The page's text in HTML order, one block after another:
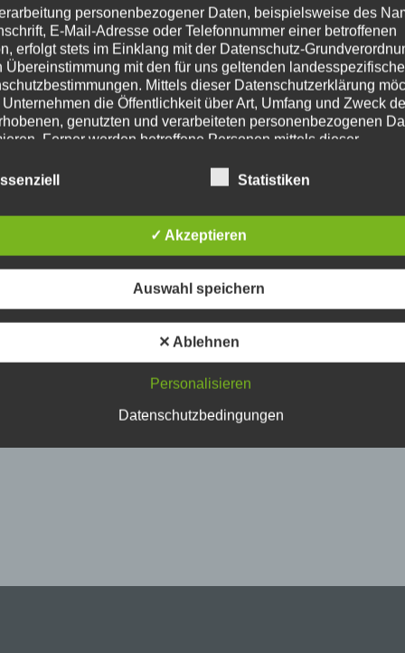
Uns wurde unterwegs eine sehr coole Geschichte
wir den Eltern ein Martinslied vorsingen. Und
personenbezogener Daten, beispielsweise des
E-Mail-Adresse oder Telefonnummer einer betroffenen
erfolgt stets im Einklang mit der Datenschutz-
Übereinstimmung mit den für uns geltenden
Mittels dieser Datenschutzerklärung
Unternehmen die Öffentlichkeit über Art, Umfang und Zweck
genutzten und verarbeiteten personenbezogenen
Ferner werden betroffene Personen mittels dieser
Maßnahmen umgesetzt, um einen möglichst
Schutz der über diese Internetseite verarbeiteten
Daten sicherzustellen. Dennoch können
Datenübertragungen grundsätzlich
sodass ein absoluter Schutz nicht gewährleistet werden
Grund steht es jeder betroffenen Person frei,
Daten auch auf alternativen Wegen,
an uns zu übermitteln.
beruht auf den Begrifflichkeiten, die
den Europäischen Richtlinien- und Verordnungsgeber
in dieser Datenschutzerklärung unter anderem die
Statistiken
✓ Akzeptieren
Auswahl speichern
✕ Ablehnen
Personalisieren
Datenschutzbedingungen